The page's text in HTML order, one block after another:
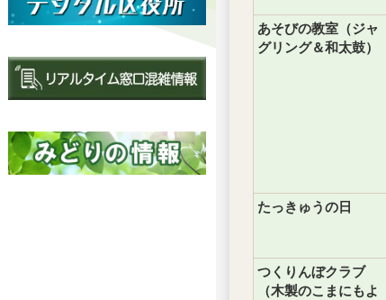
あそびの教室（ジャ
グリング＆和太鼓）
たっきゅうの日
つくりんぼクラブ
（木製のこまにもよ